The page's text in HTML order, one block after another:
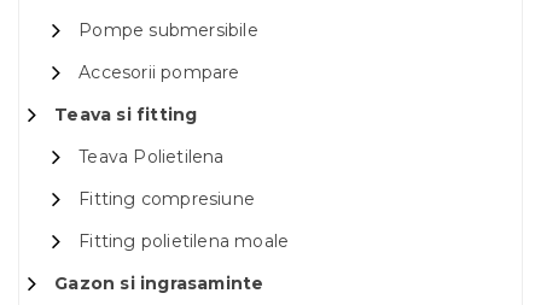
Pompe submersibile
Accesorii pompare
Teava si fitting
Teava Polietilena
Fitting compresiune
Fitting polietilena moale
Gazon si ingrasaminte